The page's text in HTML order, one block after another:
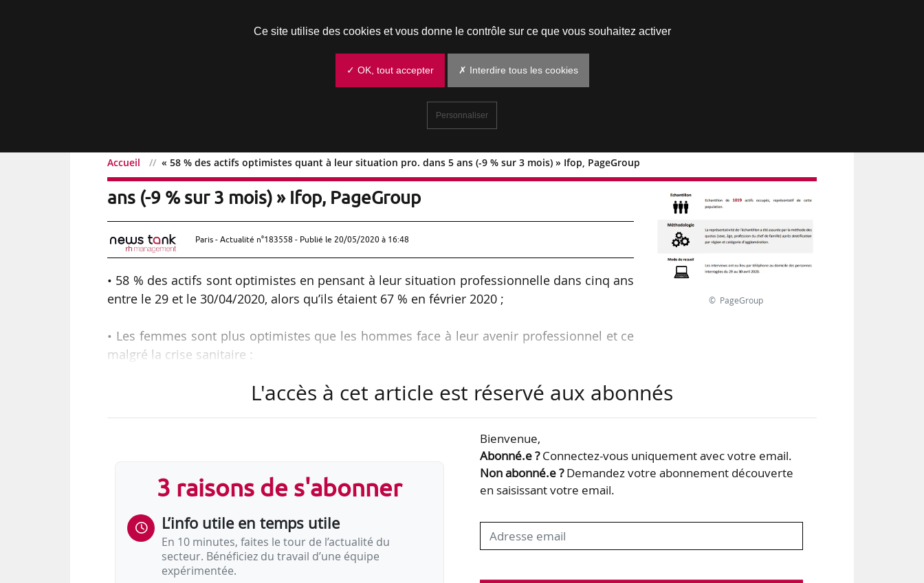
Accueil « 58 % des actifs optimistes quant à leur situation pro. dans 5 ans (-9 % sur 3 mois) » Ifop, PageGroup
« 58 % des actifs optimistes quant à leur situation pro. dans 5
ans (-9 % sur 3 mois) » Ifop, PageGroup
Paris - Actualité n°183558 - Publié le 20/05/2020 à 16:48
• 58 % des actifs sont optimistes en pensant à leur situation professionnelle dans cinq ans
entre le 29 et le 30/04/2020, alors qu’ils étaient 67 % en février 2020 ;
• Les femmes sont plus optimistes que les hommes face à leur avenir professionnel et ce
malgré la crise sanitaire :
-11 points pour les hommes (69 % vs 58 %) ;
• Les travailleurs indépendants sont 67 % à être optimistes, en baisse de seulement trois
par les conséquences économiques de la crise sanitaire » …
© PageGroup
L'accès à cet article est réservé aux abonnés
3 raisons de s'abonner
L’info utile en temps utile
En 10 minutes, faites le tour de l’actualité du
secteur. Bénéficiez du travail d’une équipe
expérimentée.
Bienvenue,
Abonné.e ?Connectez-vous uniquement avec votre email.
Non abonné.e ?Demandez votre abonnement découverte
en saisissant votre email.
Ce site utilise des cookies et vous donne le contrôle sur ce que vous souhaitez activer
✓ OK, tout accepter ✗ Interdire tous les cookies
Personnaliser